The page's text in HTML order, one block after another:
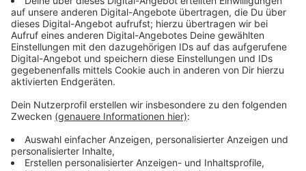
Die Verantwortlichen betonen: Die Sicherheit der
Einsatzkräfte und von Anwohnern hat oberste
Priorität.
Anzeige
Weitere Meldungen aus Leverkusen
Anzeige